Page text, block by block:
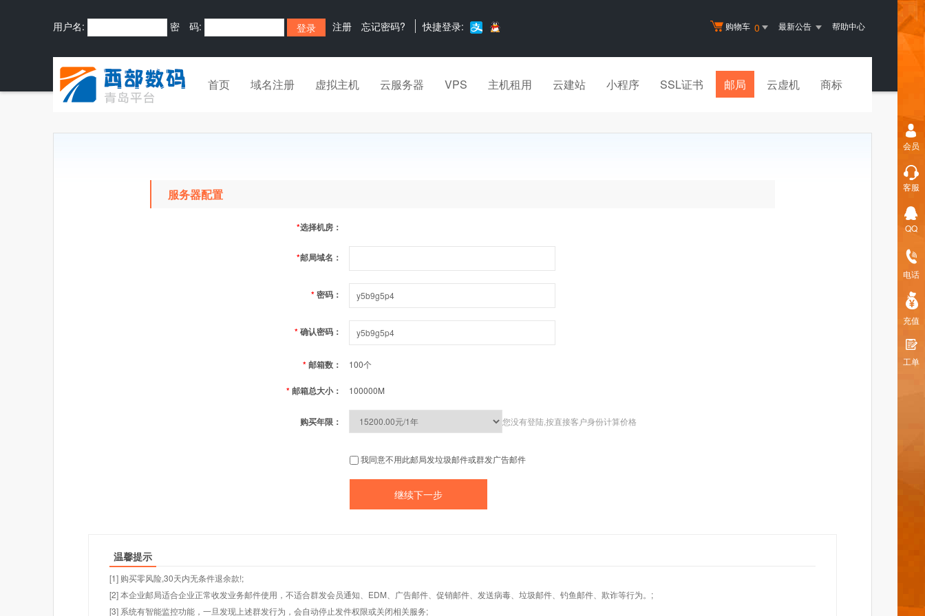
购物车 0 最新公告 帮助中心
用户名: 密 码: 注册 忘记密码? 快捷登录:
首页 域名注册 虚拟主机 云服务器 VPS 主机租用 云建站 小程序 SSL证书 邮局 云虚机 商标
服务器配置
*选择机房：
*邮局域名：
*密码：
*确认密码：
*邮箱数： 100个
*邮箱总大小： 100000M
购买年限： 您没有登陆,按直接客户身份计算价格
我同意不用此邮局发垃圾邮件或群发广告邮件
温馨提示
[1] 购买零风险,30天内无条件退余款!;
[2] 本企业邮局适合企业正常收发业务邮件使用，不适合群发会员通知、EDM、广告邮件、促销邮件、发送病毒、垃圾邮件、钓鱼邮件、欺诈等行为。;
[3] 系统有智能监控功能，一旦发现上述群发行为，会自动停止发件权限或关闭相关服务;
会员
客服
QQ
电话
充值
工单